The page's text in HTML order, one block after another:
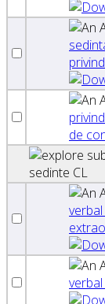
de
sedinte CL